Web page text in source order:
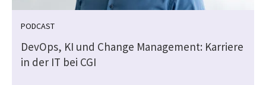
PODCAST
DevOps, KI und Change Management: Karriere
in der IT bei CGI